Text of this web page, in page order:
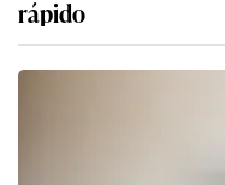
rápido